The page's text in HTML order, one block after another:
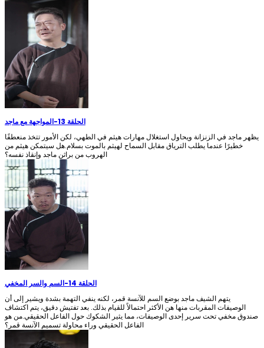
الحلقة 13 -المواجهة مع ماجد
يظهر ماجد في الزنزانة ويحاول استغلال مهارات هيثم في الطهي، لكن الأمور تتخذ منعطفًا
خطيرًا عندما يطلب الترياق مقابل السماح لهيثم بالموت بسلام.هل سيتمكن هيثم من
الهروب من براثن ماجد وإنقاذ نفسه؟
الحلقة 14 -السم والسر المخفي
يتهم الشيف ماجد بوضع السم للآنسة قمر، لكنه ينفي التهمة بشدة ويشير إلى أن
الوصيفات المقربات منها هن الأكثر احتمالاً للقيام بذلك. بعد تفتيش دقيق، يتم اكتشاف
صندوق مخفي تحت سرير إحدى الوصيفات، مما يثير الشكوك حول الفاعل الحقيقي.من هو
الفاعل الحقيقي وراء محاولة تسميم الآنسة قمر؟